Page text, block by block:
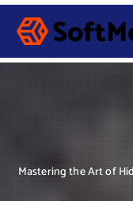
S
p
Mastering the Art of